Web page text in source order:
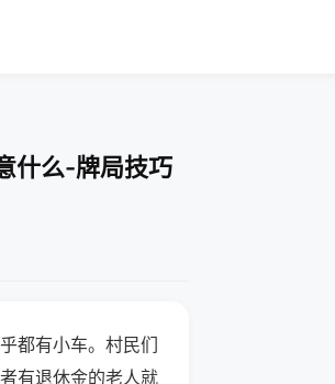
什么-牌局技巧
都有小车。村民们
有退休金的老人就